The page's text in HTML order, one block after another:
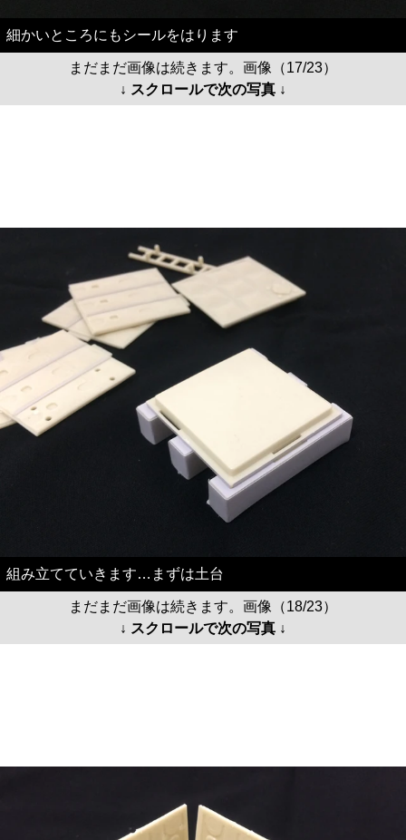
細かいところにもシールをはります
まだまだ画像は続きます。画像（17/23）
↓ スクロールで次の写真 ↓
組み立てていきます…まずは土台
まだまだ画像は続きます。画像（18/23）
↓ スクロールで次の写真 ↓